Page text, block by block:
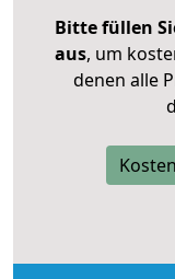
Bitte füllen
aus, um
denen alle